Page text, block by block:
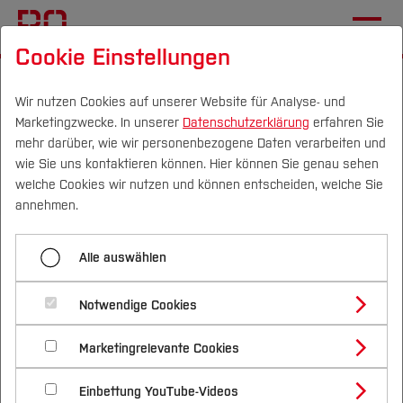
Campus Personen DE|EN Quicklinks
Studium
Studienangebote
Bachelorstudiengänge
Masterstudiengänge
Vor dem Studium
Bewerben & Einschreiben
Bewerbungsportal
Im Studium
Studienbüros und Prüfungen
Nach dem Studium
Forschung & Transfer
Profil
Forschungs- und Transferprofil
Schwerpunkte (FuT)
Beratung & Förderung
Nachhaltigkeit
Nachhaltigkeit studieren
International
Team
Menü aufklappen
Team
Forschung und Transfer
Lehre
Weiterbildung
Das Team
Leitung
Prof. Dr.-Ing. Christian Bockermann ist seit Februar
2024 Institutsleiter des AKIS, Prof. Dr. Jörg
Cookie Einstellungen
Wir nutzen Cookies auf unserer Website für Analyse- und
Marketingzwecke. In unserer Datenschutzerklärung erfahren Sie
mehr darüber, wie wir personenbezogene Daten verarbeiten und
wie Sie uns kontaktieren können. Hier können Sie genau sehen
welche Cookies wir nutzen und können entscheiden, welche Sie
annehmen.
Alle auswählen
Notwendige Cookies
Marketingrelevante Cookies
Einbettung YouTube-Videos